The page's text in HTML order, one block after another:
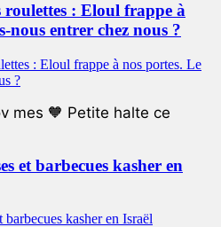
roulettes : Eloul frappe à
nous entrer chez nous ?
mes 🧡 Petite halte ce
et barbecues kasher en